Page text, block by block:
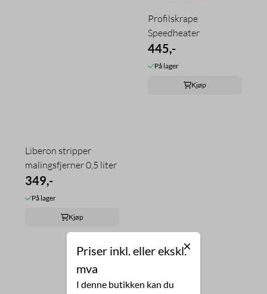
Liberon stripper
malingsfjerner 0,5 liter
349,-
På lager
Kjøp
Profilskrape
Speedheater
445,-
På lager
Kjøp
Priser inkl. eller ekskl.
mva
I denne butikken kan du